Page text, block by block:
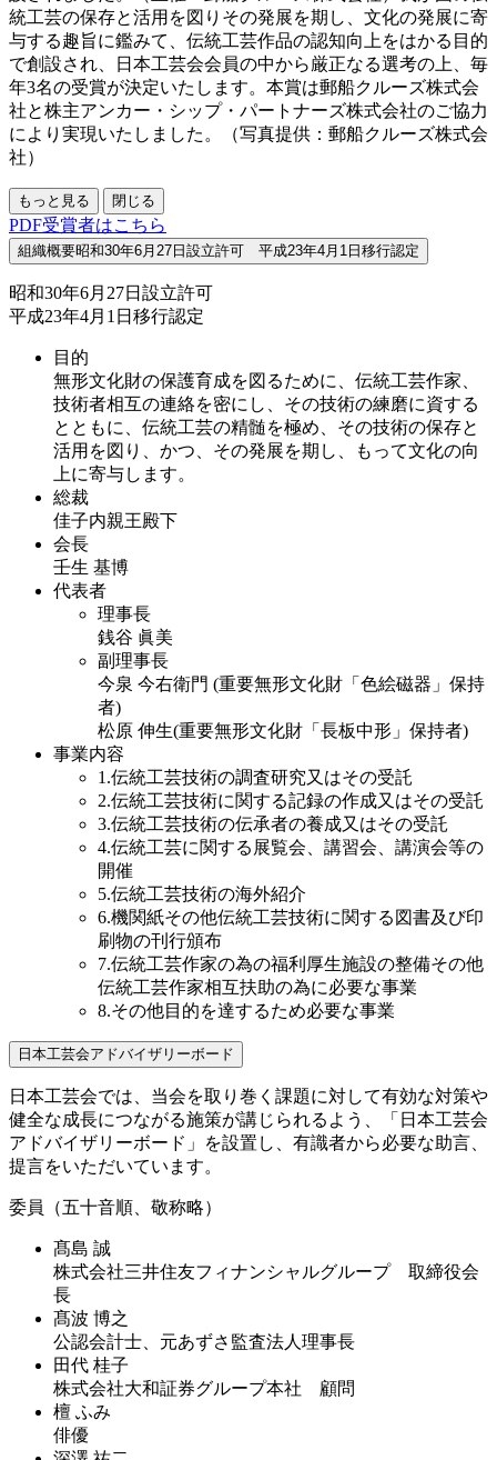
統工芸の保存と活用を図りその発展を期し、文化の発展に寄
与する趣旨に鑑みて、伝統工芸作品の認知向上をはかる目的
で創設され、日本工芸会会員の中から厳正なる選考の上、毎
年3名の受賞が決定いたします。本賞は郵船クルーズ株式会
社と株主アンカー・シップ・パートナーズ株式会社のご協力
により実現いたしました。（写真提供：郵船クルーズ株式会
社）
もっと見る 閉じる
PDF受賞者はこちら
組織概要昭和30年6月27日設立許可 平成23年4月1日移行認定
昭和30年6月27日設立許可
平成23年4月1日移行認定
目的
無形文化財の保護育成を図るために、伝統工芸作家、
技術者相互の連絡を密にし、その技術の練磨に資する
とともに、伝統工芸の精髄を極め、その技術の保存と
活用を図り、かつ、その発展を期し、もって文化の向
上に寄与します。
総裁
佳子内親王殿下
会長
壬生 基博
代表者
理事長
銭谷 眞美
副理事長
今泉 今右衛門 (重要無形文化財「色絵磁器」保持
者)
松原 伸生(重要無形文化財「長板中形」保持者)
事業内容
1.伝統工芸技術の調査研究又はその受託
2.伝統工芸技術に関する記録の作成又はその受託
3.伝統工芸技術の伝承者の養成又はその受託
4.伝統工芸に関する展覧会、講習会、講演会等の
開催
5.伝統工芸技術の海外紹介
6.機関紙その他伝統工芸技術に関する図書及び印
刷物の刊行頒布
7.伝統工芸作家の為の福利厚生施設の整備その他
伝統工芸作家相互扶助の為に必要な事業
8.その他目的を達するため必要な事業
日本工芸会アドバイザリーボード
日本工芸会では、当会を取り巻く課題に対して有効な対策や
健全な成長につながる施策が講じられるよう、「日本工芸会
アドバイザリーボード」を設置し、有識者から必要な助言、
提言をいただいています。
委員（五十音順、敬称略）
髙島 誠
株式会社三井住友フィナンシャルグループ 取締役会
長
髙波 博之
公認会計士、 元あずさ監査法人理事長
田代 桂子
株式会社大和証券グループ本社 顧問
檀 ふみ
俳優